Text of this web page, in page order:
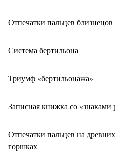
Отпечатки пальцев близнецов
Система бертильона
Триумф «бертильонажа»
Записная книжка со «знаками
Отпечатки пальцев на
горшках